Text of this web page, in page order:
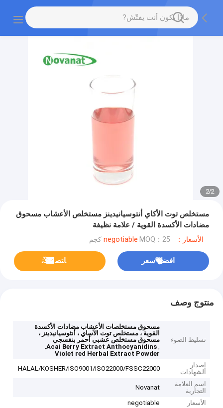
2
/
2
مستخلص توت الأكاي أنتوسيانيدينز مستخلص الأعشاب مسحوق
مضادات الأكسدة القوية / علامة نظيفة
الأسعار：negotiable MOQ：25 كجم
افضل سعر ﺎﺘﺼﻟ ﺍﻶﻧ
منتوج وصف
تسليط الضوء
مسحوق مستخلصات الأعشاب مضادات الأكسدة
القوية ، مستخلص توت الآساي ، أنثوسيانيدينز ،
مسحوق مستخلص عشبي أحمر بنفسجي
,
Acai Berry Extract Anthocyanidins
,
Violet red Herbal Extract Powder
إصدار
الشهادات
HALAL/KOSHER/ISO9001/ISO22000/FSSC22000
اسم العلامة
التجارية
Novanat
الأسعار
negotiable